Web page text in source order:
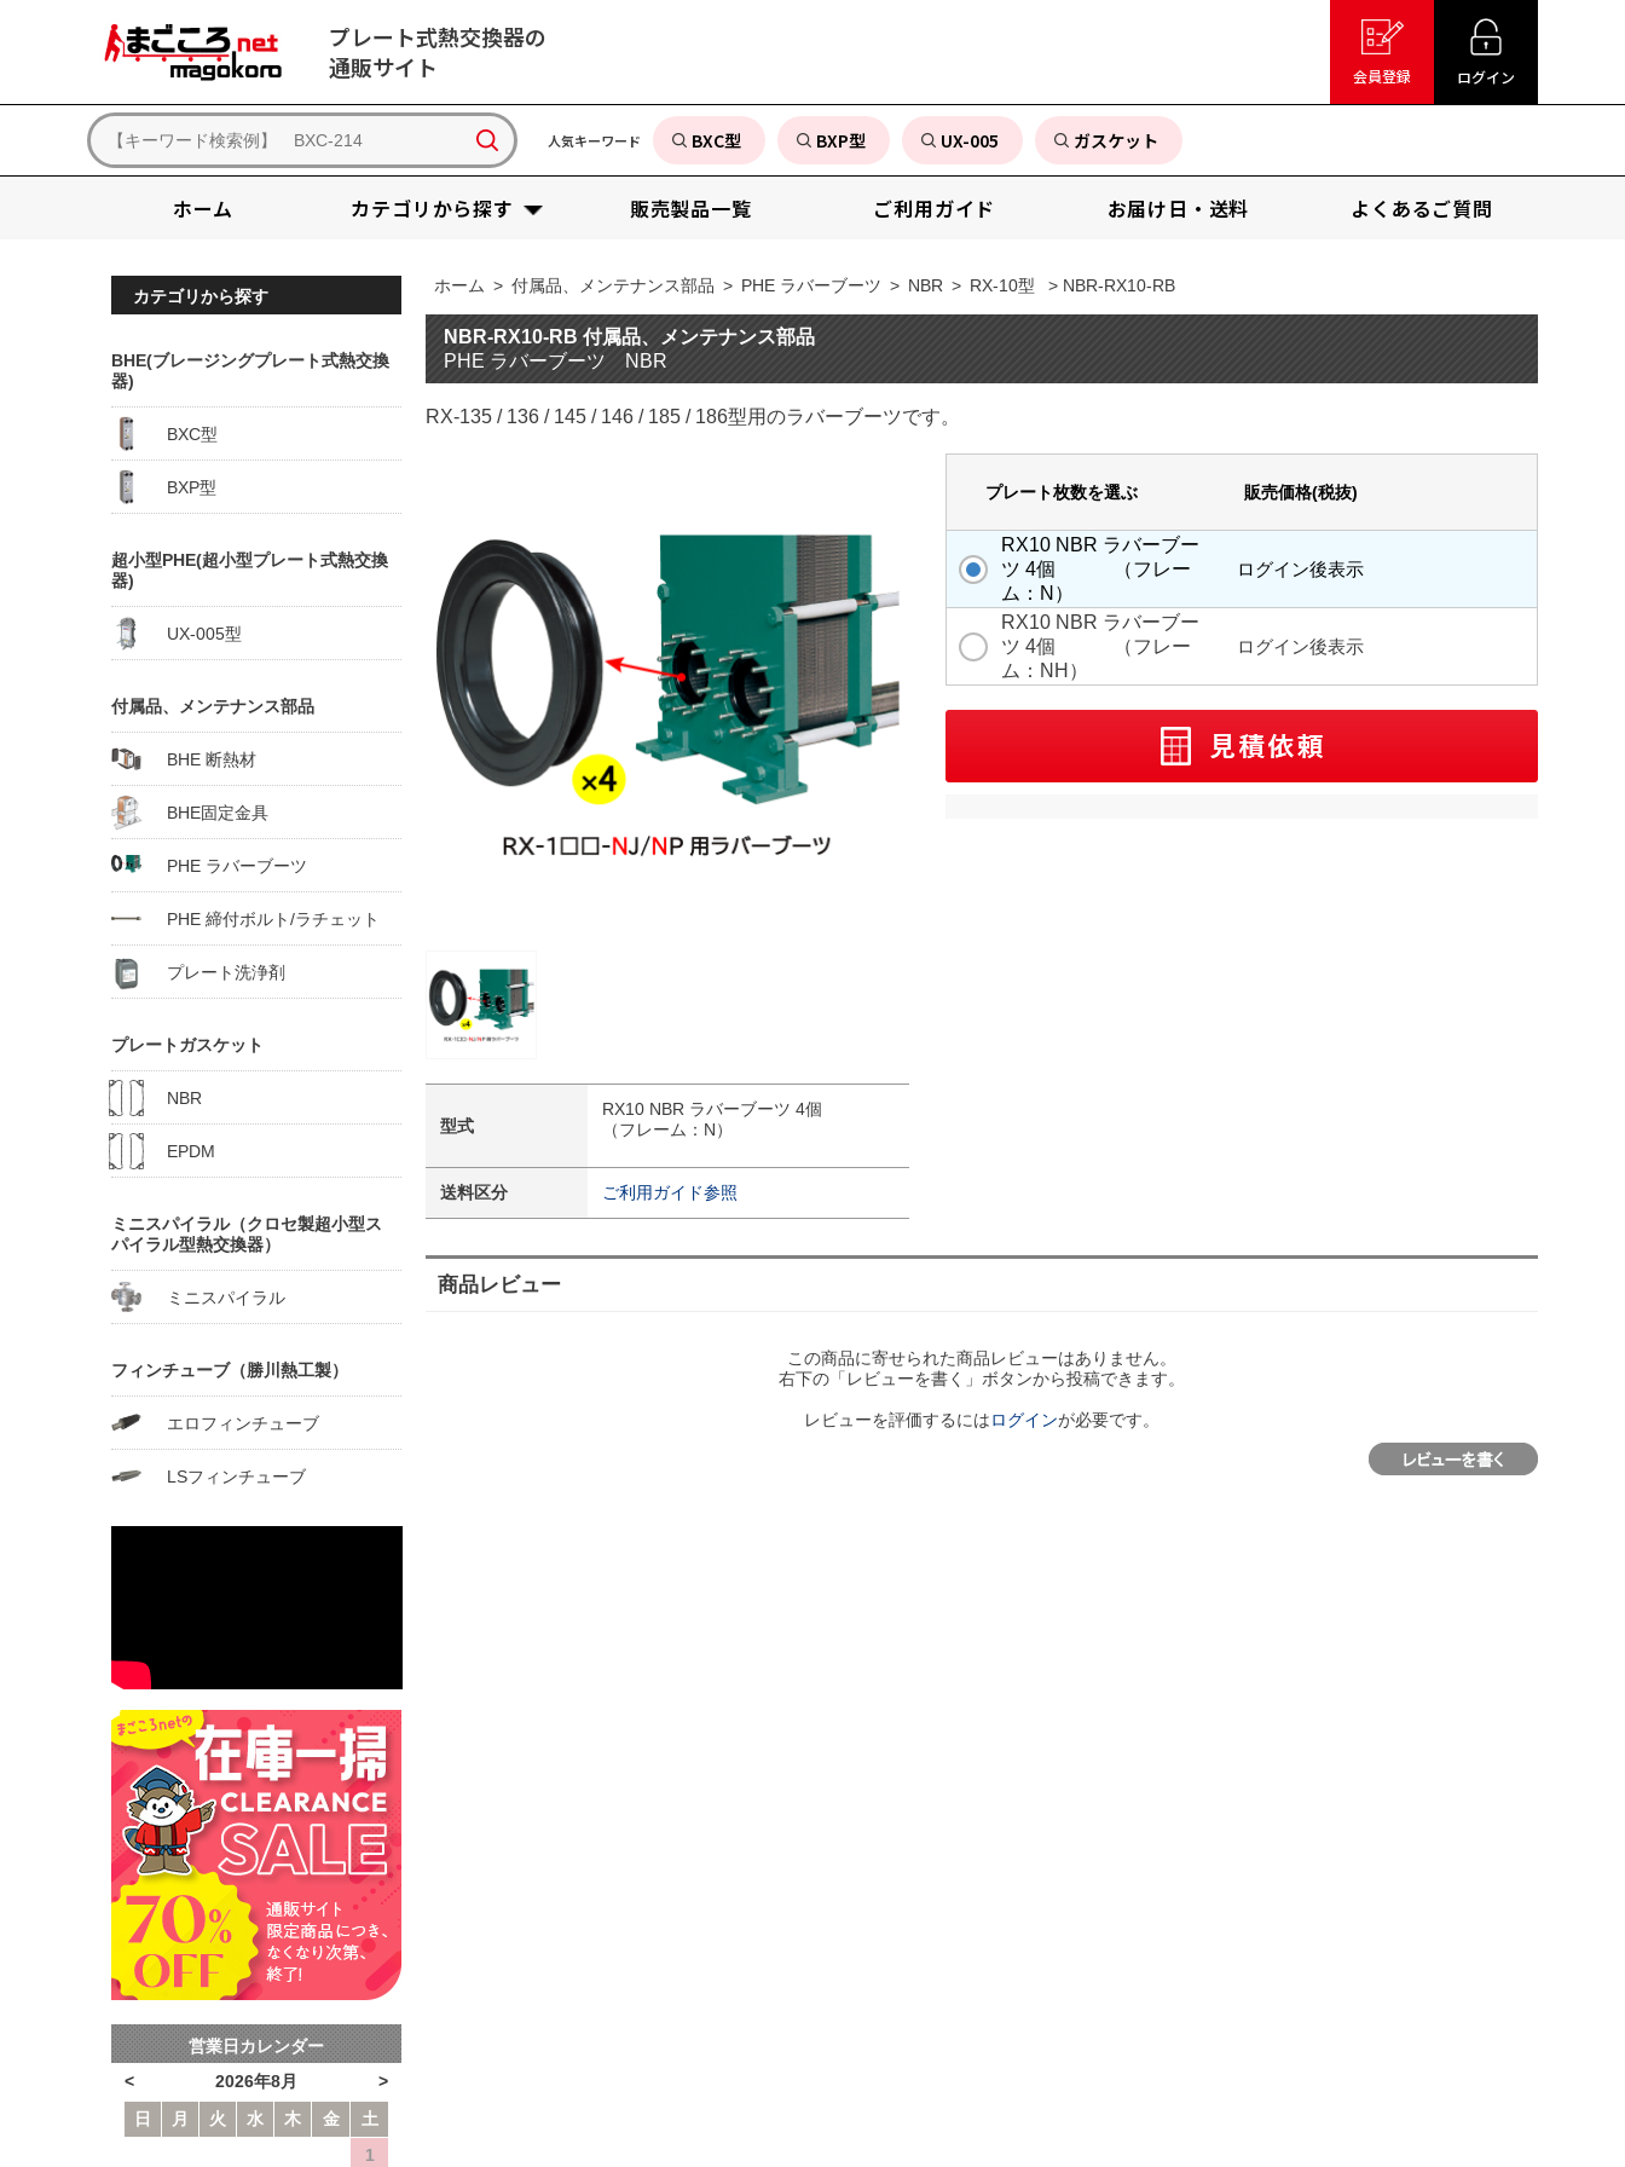
プレート式熱交換器の
通販サイト
会員登録 ログイン
人気キーワード BXC型 BXP型 UX-005 ガスケット
ホーム カテゴリから探す 販売製品一覧 ご利用ガイド お届け日・送料 よくあるご質問
ホーム > 付属品、メンテナンス部品 > PHE ラバーブーツ > NBR > RX-10型 > NBR-RX10-RB
NBR-RX10-RB 付属品、メンテナンス部品
PHE ラバーブーツ NBR
RX-135 / 136 / 145 / 146 / 185 / 186型用のラバーブーツです。
型式
RX10 NBR ラバーブーツ 4個
（フレーム：N）
送料区分 ご利用ガイド参照
プレート枚数を選ぶ 販売価格(税抜)
RX10 NBR ラバーブー
ツ 4個 （フレー
ム：N）
ログイン後表示
RX10 NBR ラバーブー
ツ 4個 （フレー
ム：NH）
ログイン後表示
商品レビュー
この商品に寄せられた商品レビューはありません。
右下の「レビューを書く」ボタンから投稿できます。
レビューを評価するにはログインが必要です。
カテゴリから探す
BHE(ブレージングプレート式熱交換
器)
BXC型
BXP型
超小型PHE(超小型プレート式熱交換
器)
UX-005型
付属品、メンテナンス部品
BHE 断熱材
BHE固定金具
PHE ラバーブーツ
PHE 締付ボルト/ラチェット
プレート洗浄剤
プレートガスケット
NBR
EPDM
ミニスパイラル（クロセ製超小型ス
パイラル型熱交換器）
ミニスパイラル
フィンチューブ（勝川熱工製）
エロフィンチューブ
LSフィンチューブ
営業日カレンダー
2026年8月
<
>
日
月 火 水 木 金
土
1